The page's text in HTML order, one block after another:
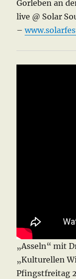
Gorleben an
live @ Solar
–
„Asseln“ mit
„Kulturellen
Pfingstfreitag